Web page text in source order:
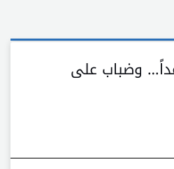
وضباب على